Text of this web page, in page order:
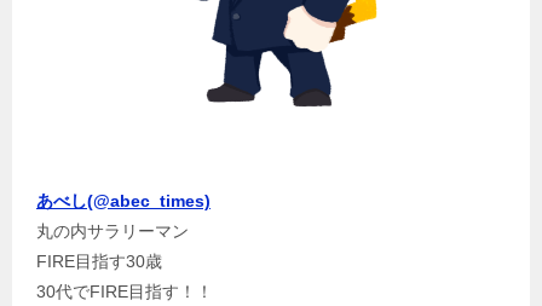
あべし(@abec_times)
丸の内サラリーマン
FIRE目指す30歳
30代でFIRE目指す！！